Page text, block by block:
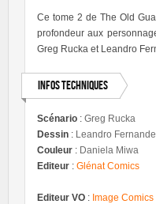
Ce tome 2 de The Old
profondeur aux
Greg Rucka et Leandro
Infos techniques
Scénario : Greg Rucka
Dessin : Leandro
Couleur : Daniela Miwa
Editeur : Glénat Comics
Editeur VO : Image Comics